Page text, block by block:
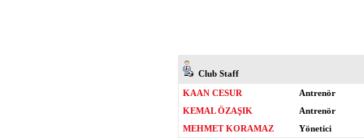
Club Staff
KAAN CESUR
Antrenör
KEMAL ÖZAŞIK
Antrenör
MEHMET KORAMAZ
Yönetici